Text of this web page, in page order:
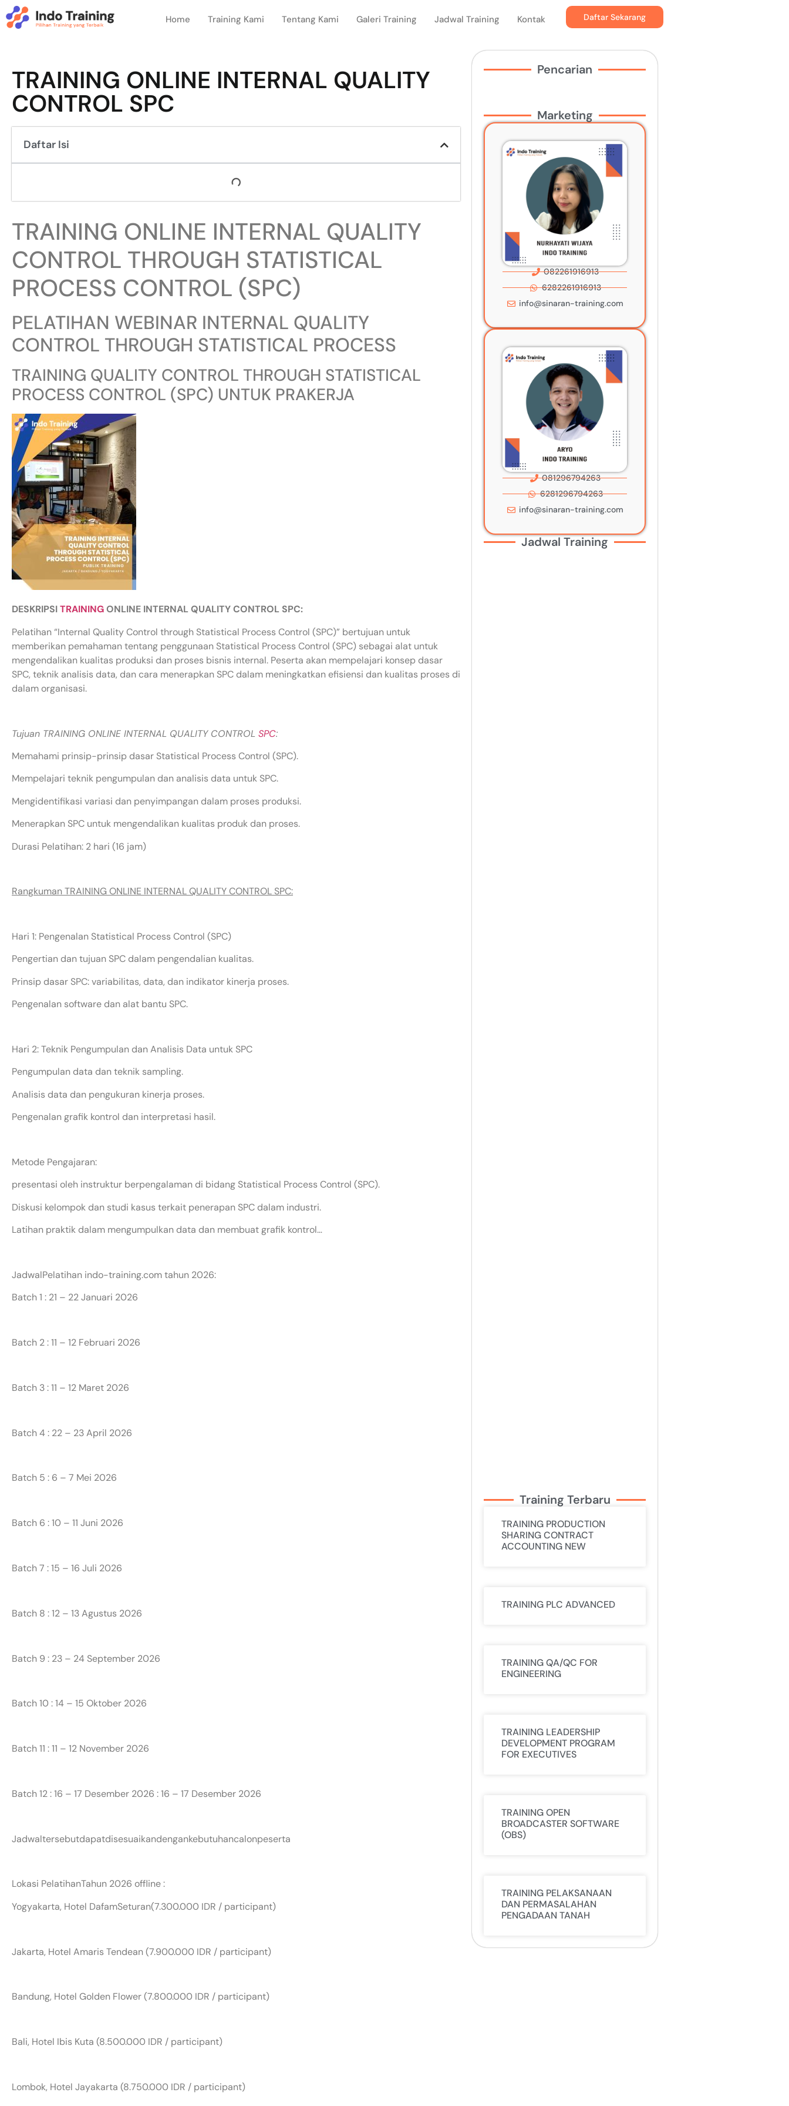
Home Training Kami Tentang Kami Galeri Training Jadwal Training Kontak Daftar Sekarang
TRAINING ONLINE INTERNAL QUALITY
CONTROL SPC
Daftar Isi
TRAINING ONLINE INTERNAL QUALITY
CONTROL THROUGH STATISTICAL
PROCESS CONTROL (SPC)
PELATIHAN WEBINAR INTERNAL QUALITY
CONTROL THROUGH STATISTICAL PROCESS
TRAINING QUALITY CONTROL THROUGH STATISTICAL
PROCESS CONTROL (SPC) UNTUK PRAKERJA
DESKRIPSITRAININGONLINE INTERNAL QUALITY CONTROL SPC:
Pelatihan “Internal Quality Control through Statistical Process Control (SPC)” bertujuan untuk
memberikan pemahaman tentang penggunaan Statistical Process Control (SPC) sebagai alat untuk
mengendalikan kualitas produksi dan proses bisnis internal. Peserta akan mempelajari konsep dasar
SPC, teknik analisis data, dan cara menerapkan SPC dalam meningkatkan efisiensi dan kualitas proses di
dalam organisasi.
Tujuan TRAINING ONLINE INTERNAL QUALITY CONTROL SPC:
Memahami prinsip-prinsip dasar Statistical Process Control (SPC).
Mempelajari teknik pengumpulan dan analisis data untuk SPC.
Mengidentifikasi variasi dan penyimpangan dalam proses produksi.
Menerapkan SPC untuk mengendalikan kualitas produk dan proses.
Durasi Pelatihan: 2 hari (16 jam)
Rangkuman TRAINING ONLINE INTERNAL QUALITY CONTROL SPC:
Hari 1: Pengenalan Statistical Process Control (SPC)
Pengertian dan tujuan SPC dalam pengendalian kualitas.
Prinsip dasar SPC: variabilitas, data, dan indikator kinerja proses.
Pengenalan software dan alat bantu SPC.
Hari 2: Teknik Pengumpulan dan Analisis Data untuk SPC
Pengumpulan data dan teknik sampling.
Analisis data dan pengukuran kinerja proses.
Pengenalan grafik kontrol dan interpretasi hasil.
Metode Pengajaran:
presentasi oleh instruktur berpengalaman di bidang Statistical Process Control (SPC).
Diskusi kelompok dan studi kasus terkait penerapan SPC dalam industri.
Latihan praktik dalam mengumpulkan data dan membuat grafik kontrol…
JadwalPelatihan indo-training.com tahun 2026:
Batch 1 : 21 – 22 Januari 2026
Batch 2 : 11 – 12 Februari 2026
Batch 3 : 11 – 12 Maret 2026
Batch 4 : 22 – 23 April 2026
Batch 5 : 6 – 7 Mei 2026
Batch 6 : 10 – 11 Juni 2026
Batch 7 : 15 – 16 Juli 2026
Batch 8 : 12 – 13 Agustus 2026
Batch 9 : 23 – 24 September 2026
Batch 10 : 14 – 15 Oktober 2026
Batch 11 : 11 – 12 November 2026
Batch 12 : 16 – 17 Desember 2026 : 16 – 17 Desember 2026
Jadwaltersebutdapatdisesuaikandengankebutuhancalonpeserta
Lokasi PelatihanTahun 2026 offline :
Yogyakarta, Hotel DafamSeturan(7.300.000 IDR / participant)
Jakarta, Hotel Amaris Tendean (7.900.000 IDR / participant)
Bandung, Hotel Golden Flower (7.800.000 IDR / participant)
Bali, Hotel Ibis Kuta (8.500.000 IDR / participant)
Lombok, Hotel Jayakarta (8.750.000 IDR / participant)
Pencarian
Marketing
082261916913
6282261916913
info@sinaran-training.com
081296794263
6281296794263
info@sinaran-training.com
Jadwal Training
Training Terbaru
TRAINING PRODUCTION
SHARING CONTRACT
ACCOUNTING NEW
TRAINING PLC ADVANCED
TRAINING QA/QC FOR
ENGINEERING
TRAINING LEADERSHIP
DEVELOPMENT PROGRAM
FOR EXECUTIVES
TRAINING OPEN
BROADCASTER SOFTWARE
(OBS)
TRAINING PELAKSANAAN
DAN PERMASALAHAN
PENGADAAN TANAH